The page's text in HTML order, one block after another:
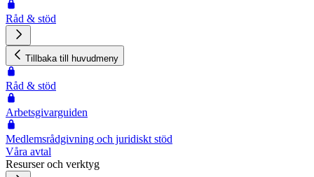
Råd & stöd
Tillbaka till huvudmeny
Råd & stöd
Arbetsgivarguiden
Medlemsrådgivning och juridiskt stöd
Våra avtal
Resurser och verktyg